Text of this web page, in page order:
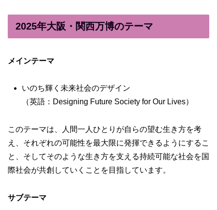
2025年大阪・関西万博のテーマ
メインテーマ
いのち輝く未来社会のデザイン
（英語：Designing Future Society for Our Lives）
このテーマは、人間一人ひとりが自らの望む生き方を考
え、それぞれの可能性を最大限に発揮できるようにするこ
と、そしてそのような生き方を支える持続可能な社会を国
際社会が共創していくことを目指しています。
サブテーマ